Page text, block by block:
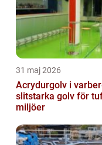
31 maj 2026
Acrydurgolv i
slitstarka golv för
miljöer